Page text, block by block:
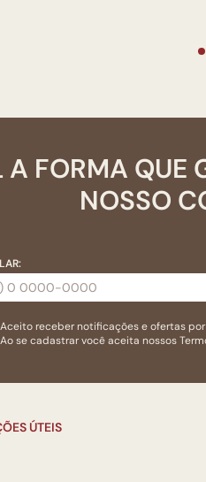
A FORMA QUE
NOSSO
Aceito receber notificações e ofertas
Ao se cadastrar você aceita nossos
ÚTEIS